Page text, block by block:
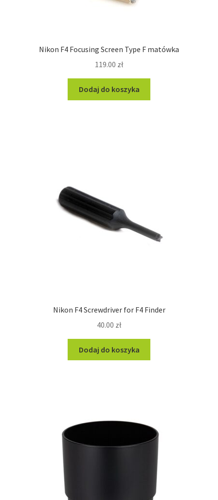
Nikon F4 Focusing Screen Type F matówka
119.00 zł
Dodaj do koszyka
Nikon F4 Screwdriver for F4 Finder
40.00 zł
Dodaj do koszyka